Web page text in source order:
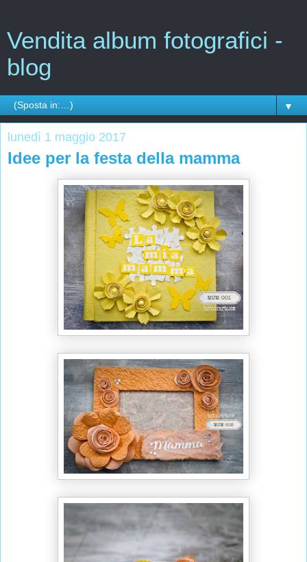
Vendita album fotografici -
blog
▼
lunedì 1 maggio 2017
Idee per la festa della mamma